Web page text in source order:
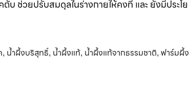
บ ช่วยปรับสมดุลในร่างกายให้คงที่ และ ยังมีประโย
, น้ำผึ้งบริสุทธิ์, น้ำผึ้งแท้, น้ำผึ้งแท้จากธรรมชาติ, ฟาร์มผึ้ง